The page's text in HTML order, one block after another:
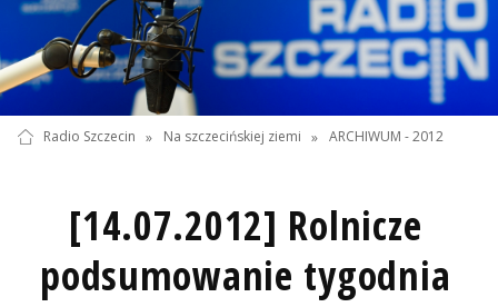
Radio Szczecin » Na szczecińskiej ziemi » ARCHIWUM - 2012
[14.07.2012] Rolnicze
podsumowanie tygodnia